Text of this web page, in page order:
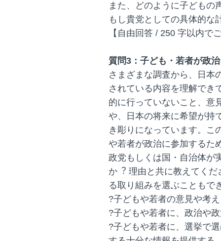
また、どのように子どもの
もし貴党としての具体的な
【自由回答 / 250 字以内で
質問3：子ども・若者が政
さまざまな調査から、日本
されている内容を理解でき
的に行っていないこと、意
や、日本の将来に希望が持
き彫りになっています。こ
や若者が政治に参加するた
政党もしくは国・自治体が
か︖ 理由と共に教えてく
る取り組みを選ぶこともで
?子どもや若者の意見や考
?子どもや若者に、政治や
?子どもや若者に、選挙で